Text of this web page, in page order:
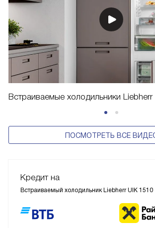
Встраиваемые холодильники Liebherr
ПОСМОТРЕТЬ ВСЕ
Кредит на
Встраиваемый холодильник Liebherr UIK 1510